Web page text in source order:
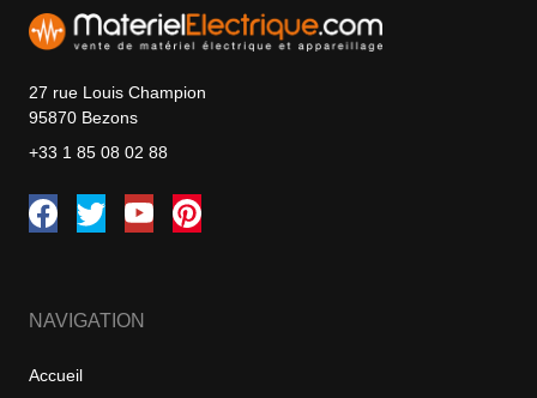
27 rue Louis Champion
95870 Bezons
+33 1 85 08 02 88
NAVIGATION
Accueil